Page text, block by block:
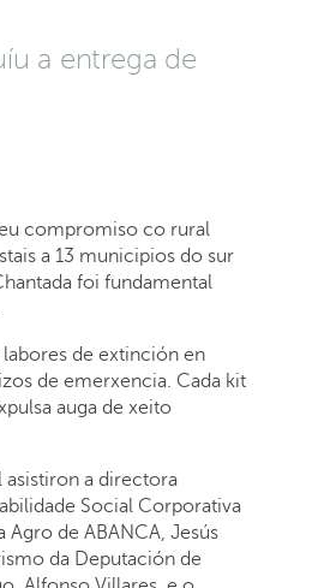
a entrega de
compromiso co rural
a 13 municipios do sur
foi fundamental
de extinción en
de emerxencia. Cada kit
auga de xeito
asistiron a directora
Social Corporativa
de ABANCA, Jesús
da Deputación de